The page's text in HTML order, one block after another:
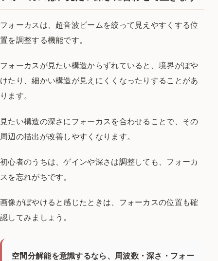
フォーカスは、超音波ビームを絞って見えやすくする位
置を調整する機能です。
フォーカスが見たい構造からずれていると、境界がぼや
けたり、細かい構造が見えにくくなったりすることがあ
ります。
見たい構造の深さにフォーカスを合わせることで、その
周辺の描出が改善しやすくなります。
初心者のうちは、ゲインや深さは調整しても、フォーカ
スを忘れがちです。
画像がぼやけると感じたときは、フォーカスの位置も確
認してみましょう。
空間分解能を意識するなら、周波数・深さ・フォー